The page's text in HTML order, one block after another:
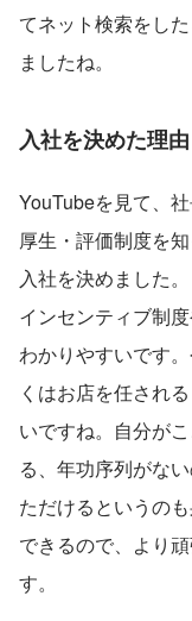
てネット検索をし
ましたね。
入社を決めた理由
YouTubeを見て、
厚生・評価制度を
入社を決めました。
インセンティブ制
わかりやすいです
くはお店を任され
いですね。自分が
る、年功序列がな
ただけるというの
できるので、より
す。